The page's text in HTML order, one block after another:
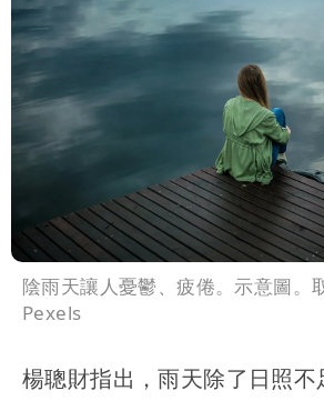
陰雨天讓人憂鬱、疲倦。示意圖。
Pexels
楊聰財指出，雨天除了日照